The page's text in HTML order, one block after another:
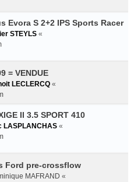
Evora S 2+2 IPS Sports Racer
STEYLS «
= VENDUE
LECLERCQ «
II 3.5 SPORT 410
LASPLANCHAS «
Ford pre-crossflow
MAFRAND «